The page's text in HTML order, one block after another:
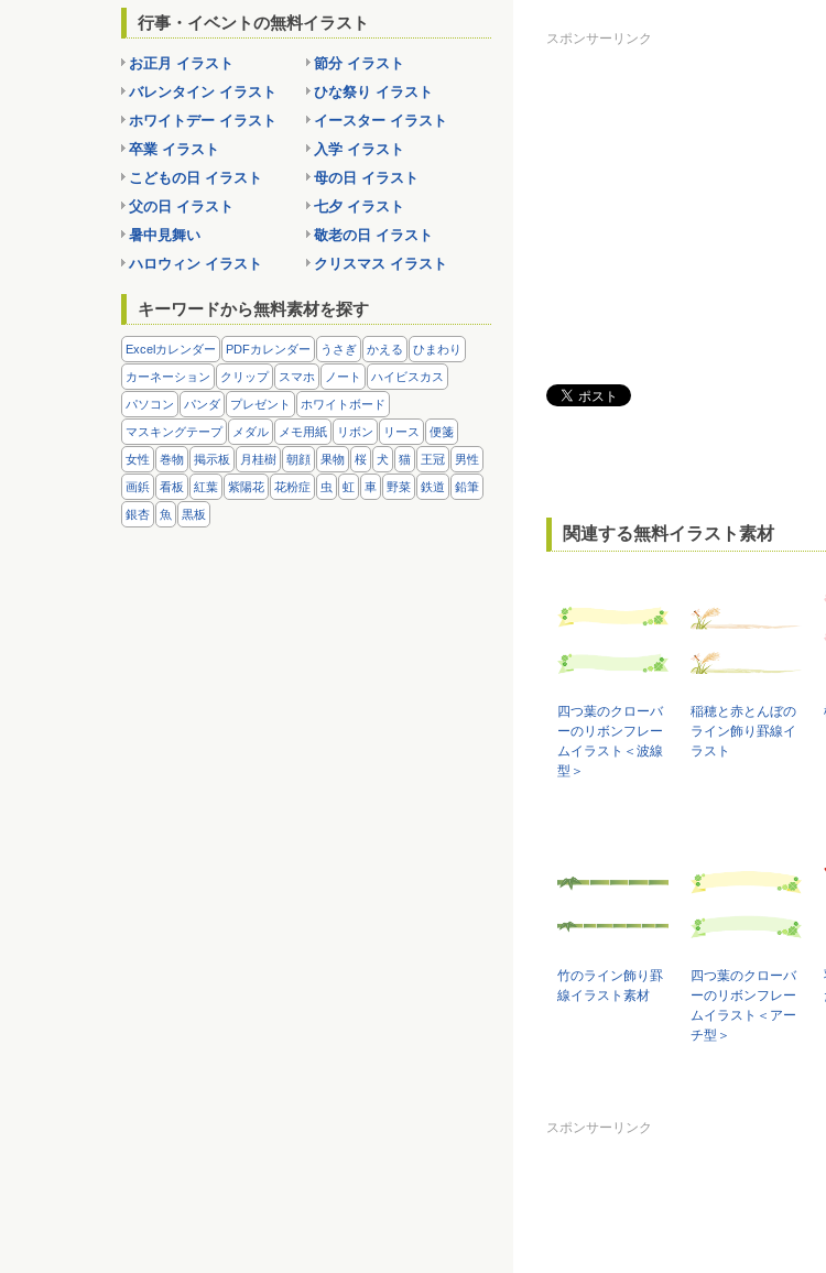
スポンサーリンク
関連する無料イラスト素材
四つ葉のクローバ
ーのリボンフレー
ムイラスト＜波線
型＞
稲穂と赤とんぼの
ライン飾り罫線イ
ラスト
竹のライン飾り罫
線イラスト素材
四つ葉のクローバ
ーのリボンフレー
ムイラスト＜アー
チ型＞
スポンサーリンク
行事・イベントの無料イラスト
お正月 イラスト
節分 イラスト
バレンタイン イラスト
ひな祭り イラスト
ホワイトデー イラスト
イースター イラスト
卒業 イラスト
入学 イラスト
こどもの日 イラスト
母の日 イラスト
父の日 イラスト
七夕 イラスト
暑中見舞い
敬老の日 イラスト
ハロウィン イラスト
クリスマス イラスト
キーワードから無料素材を探す
Excelカレンダー PDFカレンダー うさぎ かえる ひまわり
カーネーション クリップ スマホ ノート ハイビスカス
パソコン パンダ プレゼント ホワイトボード
マスキングテープ メダル メモ用紙 リボン リース 便箋
女性 巻物 掲示板 月桂樹 朝顔 果物 桜 犬 猫 王冠 男性
画鋲 看板 紅葉 紫陽花 花粉症 虫 虹 車 野菜 鉄道 鉛筆
銀杏 魚 黒板